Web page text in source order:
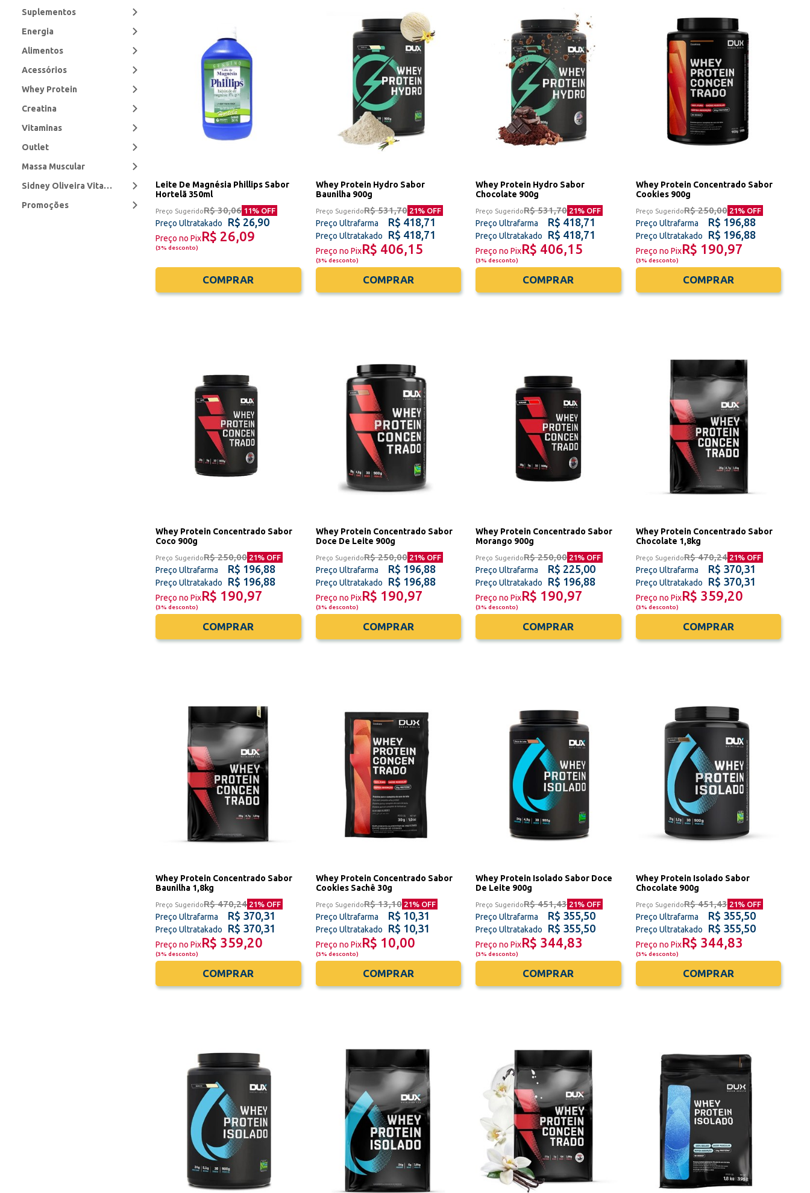
Suplementos
Energia
Alimentos
Acessórios
Whey Protein
Creatina
Vitaminas
Outlet
Massa Muscular
Sidney Oliveira Vitaminas e Minerais
Promoções
Leite De Magnésia Phillips Sabor
Hortelã 350ml
Preço SugeridoR$ 30,06 11% OFF
Preço Ultratakado R$ 26,90
Preço no PixR$ 26,09
(3% desconto)
COMPRAR
Whey Protein Hydro Sabor
Baunilha 900g
Preço SugeridoR$ 531,70 21% OFF
Preço Ultrafarma R$ 418,71
Preço Ultratakado R$ 418,71
Preço no PixR$ 406,15
(3% desconto)
COMPRAR
Whey Protein Hydro Sabor
Chocolate 900g
Preço SugeridoR$ 531,70 21% OFF
Preço Ultrafarma R$ 418,71
Preço Ultratakado R$ 418,71
Preço no PixR$ 406,15
(3% desconto)
COMPRAR
Whey Protein Concentrado Sabor
Cookies 900g
Preço SugeridoR$ 250,00 21% OFF
Preço Ultrafarma R$ 196,88
Preço Ultratakado R$ 196,88
Preço no PixR$ 190,97
(3% desconto)
COMPRAR
Whey Protein Concentrado Sabor
Coco 900g
Preço SugeridoR$ 250,00 21% OFF
Preço Ultrafarma R$ 196,88
Preço Ultratakado R$ 196,88
Preço no PixR$ 190,97
(3% desconto)
COMPRAR
Whey Protein Concentrado Sabor
Doce De Leite 900g
Preço SugeridoR$ 250,00 21% OFF
Preço Ultrafarma R$ 196,88
Preço Ultratakado R$ 196,88
Preço no PixR$ 190,97
(3% desconto)
COMPRAR
Whey Protein Concentrado Sabor
Morango 900g
Preço SugeridoR$ 250,00 21% OFF
Preço Ultrafarma R$ 225,00
Preço Ultratakado R$ 196,88
Preço no PixR$ 190,97
(3% desconto)
COMPRAR
Whey Protein Concentrado Sabor
Chocolate 1,8kg
Preço SugeridoR$ 470,24 21% OFF
Preço Ultrafarma R$ 370,31
Preço Ultratakado R$ 370,31
Preço no PixR$ 359,20
(3% desconto)
COMPRAR
Whey Protein Concentrado Sabor
Baunilha 1,8kg
Preço SugeridoR$ 470,24 21% OFF
Preço Ultrafarma R$ 370,31
Preço Ultratakado R$ 370,31
Preço no PixR$ 359,20
(3% desconto)
COMPRAR
Whey Protein Concentrado Sabor
Cookies Sachê 30g
Preço SugeridoR$ 13,10 21% OFF
Preço Ultrafarma R$ 10,31
Preço Ultratakado R$ 10,31
Preço no PixR$ 10,00
(3% desconto)
COMPRAR
Whey Protein Isolado Sabor Doce
De Leite 900g
Preço SugeridoR$ 451,43 21% OFF
Preço Ultrafarma R$ 355,50
Preço Ultratakado R$ 355,50
Preço no PixR$ 344,83
(3% desconto)
COMPRAR
Whey Protein Isolado Sabor
Chocolate 900g
Preço SugeridoR$ 451,43 21% OFF
Preço Ultrafarma R$ 355,50
Preço Ultratakado R$ 355,50
Preço no PixR$ 344,83
(3% desconto)
COMPRAR